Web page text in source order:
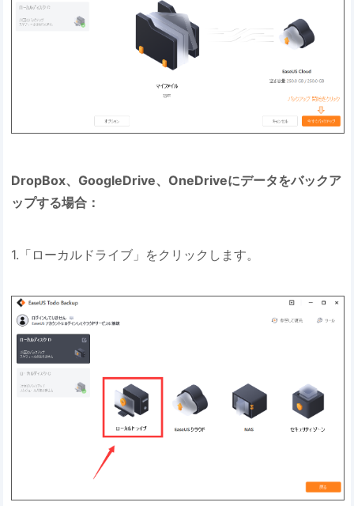
DropBox、GoogleDrive、OneDriveにデータをバックア
ップする場合：
1.「ローカルドライブ」をクリックします。